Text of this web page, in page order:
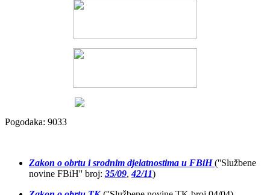
Pogodaka: 9033
Zakon o obrtu i srodnim djelatnostima u FBiH(''Službene
novine FBiH'' broj: 35/09,42/11)